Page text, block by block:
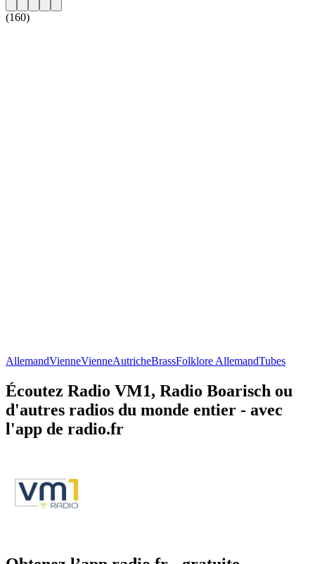
(160)
AllemandVienneVienneAutricheBrassFolklore AllemandTubes
Écoutez Radio VM1, Radio Boarisch ou
d'autres radios du monde entier - avec
l'app de radio.fr